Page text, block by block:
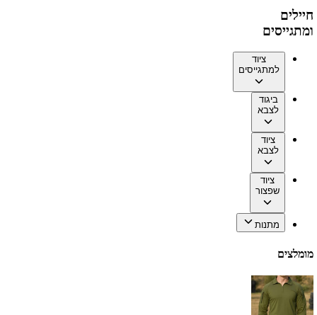
חיילים
ומתגייסים
ציוד
למתגייסים
ביגוד
לצבא
ציוד
לצבא
ציוד
שפצור
מתנות
מומלצים